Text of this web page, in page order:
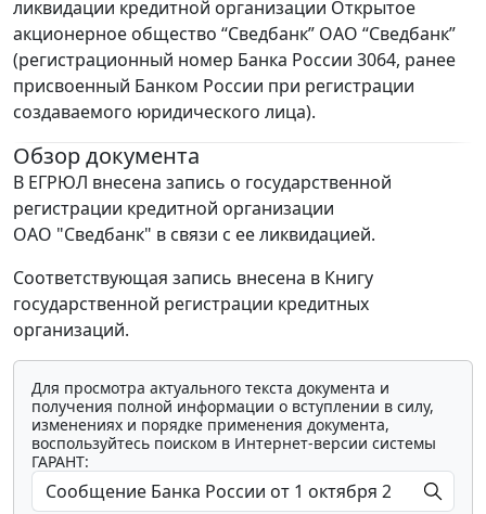
ликвидации кредитной организации Открытое
акционерное общество “Сведбанк” ОАО “Сведбанк”
(регистрационный номер Банка России 3064, ранее
присвоенный Банком России при регистрации
создаваемого юридического лица).
Обзор документа
В ЕГРЮЛ внесена запись о государственной
регистрации кредитной организации
ОАО "Сведбанк" в связи с ее ликвидацией.
Соответствующая запись внесена в Книгу
государственной регистрации кредитных
организаций.
Для просмотра актуального текста документа и
получения полной информации о вступлении в силу,
изменениях и порядке применения документа,
воспользуйтесь поиском в Интернет-версии системы
ГАРАНТ: